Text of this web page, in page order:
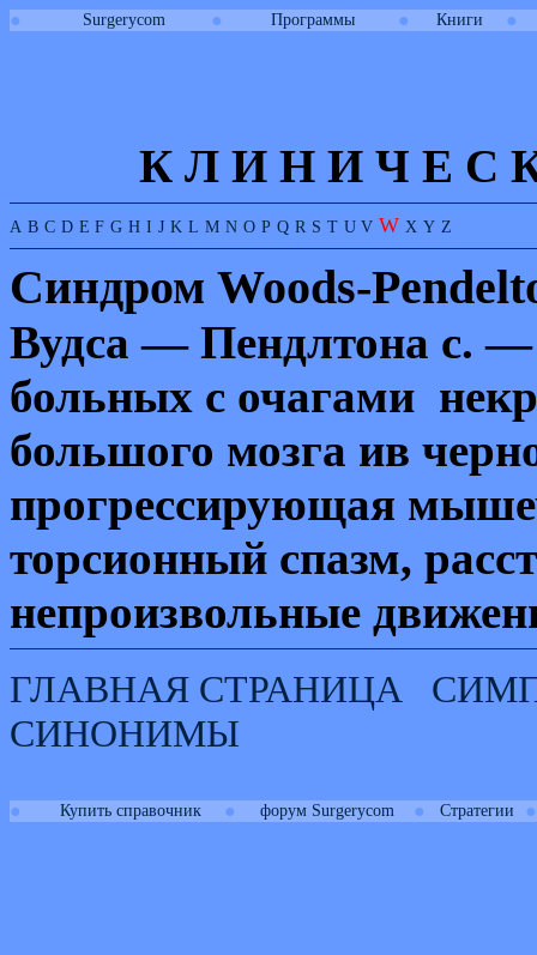
● Surgerycom ● Программы ● Книги ●
К Л И Н И Ч Е С
A B C D E F G H I J K L M N O P Q R S T U V W X Y Z
Синдром Woods-
Вудса — Пендлтона с.
больных с очагами
большого мозга ив
прогрессирующая
торсионный спазм,
непроизвольные
ГЛАВНАЯ СТРАНИЦА
СИНОНИМЫ
● Купить справочник ● форум Surgerycom ● Стратегии ●